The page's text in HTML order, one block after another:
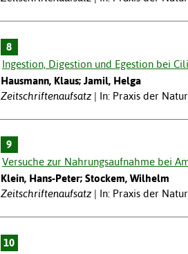
8
Ingestion, Digestion und Egestion bei
Hausmann, Klaus; Jamil, Helga
Zeitschriftenaufsatz
In: Praxis der
9
Versuche zur Nahrungsaufnahme bei
Klein, Hans-Peter; Stockem, Wilhelm
Zeitschriftenaufsatz
In: Praxis der
10